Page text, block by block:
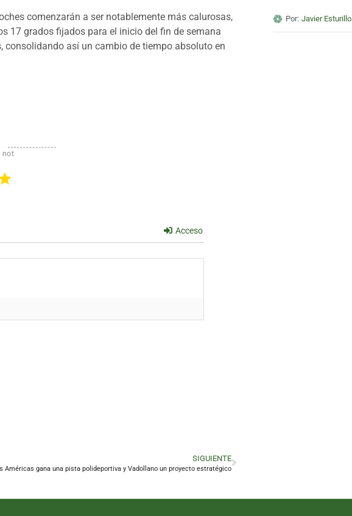
comenzarán a ser notablemente más calurosas,
17 grados fijados para el inicio del fin de semana
así un cambio de tiempo absoluto en
not
Acceso
SIGUIENTE
Américas gana una pista polideportiva y Vadollano un proyecto estratégico
Por: Javier Esturillo